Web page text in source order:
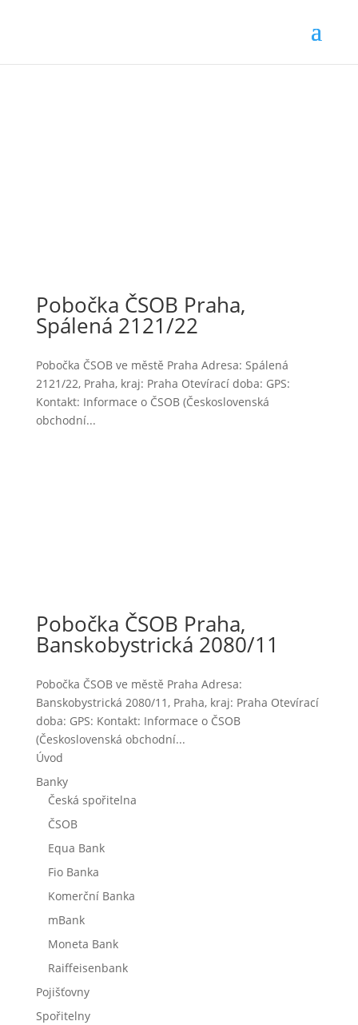
Pobočka ČSOB Praha,
Spálená 2121/22
Pobočka ČSOB ve městě Praha Adresa: Spálená
2121/22, Praha, kraj: Praha Otevírací doba: GPS:
Kontakt: Informace o ČSOB (Československá
obchodní...
Pobočka ČSOB Praha,
Banskobystrická 2080/11
Pobočka ČSOB ve městě Praha Adresa:
Banskobystrická 2080/11, Praha, kraj: Praha Otevírací
doba: GPS: Kontakt: Informace o ČSOB
(Československá obchodní...
Úvod
Banky
Česká spořitelna
ČSOB
Equa Bank
Fio Banka
Komerční Banka
mBank
Moneta Bank
Raiffeisenbank
Pojišťovny
Spořitelny